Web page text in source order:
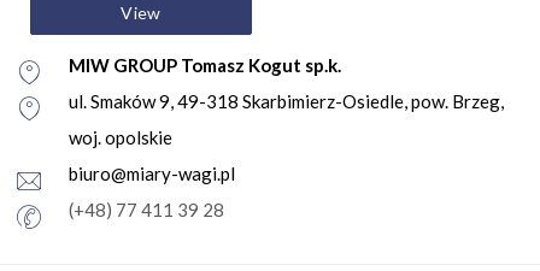
View
MIW GROUP Tomasz Kogut sp.k.
ul. Smaków 9, 49-318 Skarbimierz-Osiedle, pow. Brzeg,
woj. opolskie
biuro@miary-wagi.pl
(+48) 77 411 39 28